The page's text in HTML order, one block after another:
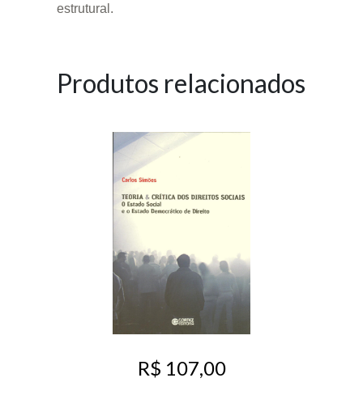
estrutural.
Produtos relacionados
R$ 107,00